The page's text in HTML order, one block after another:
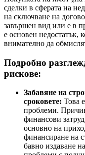
сделки в сферата на
на сключване на
завършен вид или е в
е основен недостатък,
внимателно да
Подробно
рискове:
Забавяне на
сроковете: Това
проблеми.
финансови
основно на
финансиране на
бавно издаване